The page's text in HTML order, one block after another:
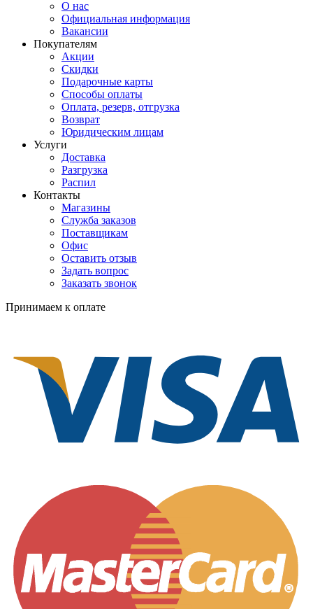
О нас
Официальная информация
Вакансии
Покупателям
Акции
Скидки
Подарочные карты
Способы оплаты
Оплата, резерв, отгрузка
Возврат
Юридическим лицам
Услуги
Доставка
Разгрузка
Распил
Контакты
Магазины
Служба заказов
Поставщикам
Офис
Оставить отзыв
Задать вопрос
Заказать звонок
Принимаем к оплате